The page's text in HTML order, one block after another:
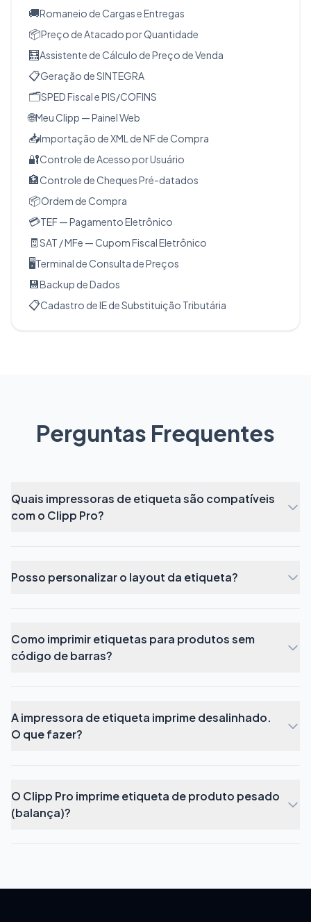
🚚Romaneio de Cargas e Entregas
📦Preço de Atacado por Quantidade
🧮Assistente de Cálculo de Preço de Venda
📋Geração de SINTEGRA
🗂️SPED Fiscal e PIS/COFINS
🌐Meu Clipp — Painel Web
📥Importação de XML de NF de Compra
🔐Controle de Acesso por Usuário
🏦Controle de Cheques Pré-datados
📦Ordem de Compra
💳TEF — Pagamento Eletrônico
🧾SAT / MFe — Cupom Fiscal Eletrônico
🖥️Terminal de Consulta de Preços
💾Backup de Dados
📋Cadastro de IE de Substituição Tributária
Perguntas Frequentes
Quais impressoras de etiqueta são compatíveis
com o Clipp Pro?
Posso personalizar o layout da etiqueta?
Como imprimir etiquetas para produtos sem
código de barras?
A impressora de etiqueta imprime desalinhado.
O que fazer?
O Clipp Pro imprime etiqueta de produto pesado
(balança)?